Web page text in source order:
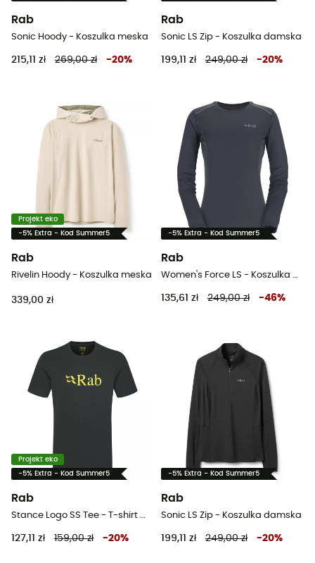
Rab
Sonic Hoody - Koszulka meska
215,11 zł 269,00 zł -20%
Rab
Sonic LS Zip - Koszulka damska
199,11 zł 249,00 zł -20%
Projekt eko
-5% Extra - Kod Summer5
Rab
Rivelin Hoody - Koszulka meska
339,00 zł
-5% Extra - Kod Summer5
Rab
Women's Force LS - Koszulka damska
135,61 zł 249,00 zł -46%
Projekt eko
-5% Extra - Kod Summer5
Rab
Stance Logo SS Tee - T-shirt meski
127,11 zł 159,00 zł -20%
-5% Extra - Kod Summer5
Rab
Sonic LS Zip - Koszulka damska
199,11 zł 249,00 zł -20%